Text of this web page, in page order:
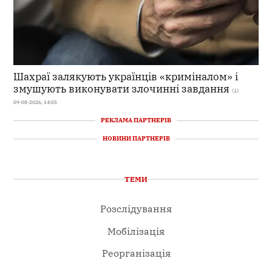
Шахраї залякують українців «криміналом» і
змушують виконувати злочинні завдання (1)
09-08-2026, 14:05
РЕКЛАМА ПАРТНЕРІВ
НОВИНИ ПАРТНЕРІВ
ТЕМИ
Розслідування
Мобілізація
Реорганізація